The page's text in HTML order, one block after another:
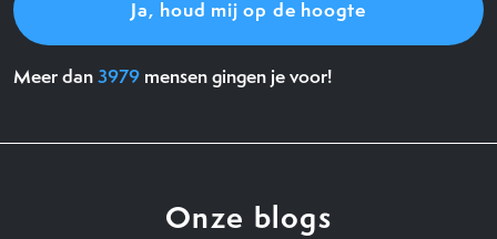
Meer dan3979 mensen gingen je voor!
Onze blogs